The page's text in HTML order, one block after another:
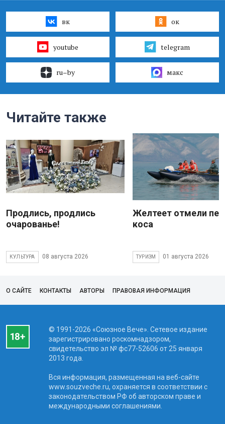
вк ок
youtube telegram
ru–by макс
Читайте также
Продлись, продлись
очарованье!
КУЛЬТУРА 08 августа 2026
Желтеет отмели
коса
ТУРИЗМ 01 августа 2026
О САЙТЕ КОНТАКТЫ АВТОРЫ ПРАВОВАЯ ИНФОРМАЦИЯ
© 1991-2026 «Союзное Вече». Сетевое издание
зарегистрировано роскомнадзором,
свидетельство эл № фc77-52606 от 25 января
2013 года.
Вся информация, размещенная на веб-сайте
www.souzveche.ru, охраняется в соответствии с
законодательством РФ об авторском праве и
международными соглашениями.